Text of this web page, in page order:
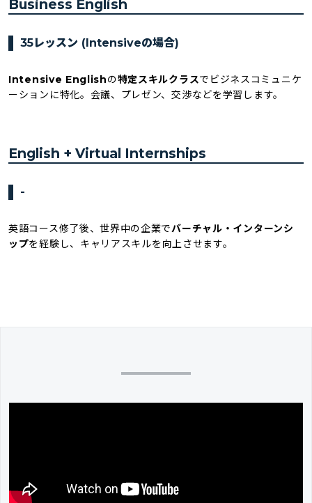
Business English
35レッスン (Intensiveの場合)
Intensive Englishの特定スキルクラスでビジネスコミュニケ
ーションに特化。会議、プレゼン、交渉などを学習します。
English + Virtual Internships
-
英語コース修了後、世界中の企業でバーチャル・インターンシ
ップを経験し、キャリアスキルを向上させます。